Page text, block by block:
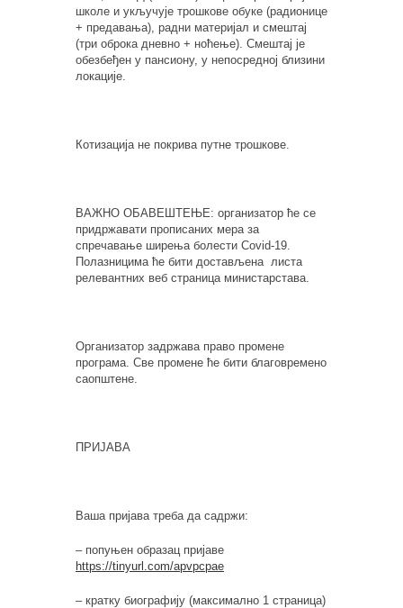
школе и укључује трошкове обуке (радионице
+ предавања), радни материјал и смештај
(три оброка дневно + ноћење). Смештај је
обезбеђен у пансиону, у непосредној близини
локације.
Котизација не покрива путне трошкове.
ВАЖНО ОБАВЕШТЕЊЕ: организатор ће се
придржавати прописаних мера за
спречавање ширења болести Covid-19.
Полазницима ће бити достављена листа
релевантних веб страница министарстава.
Организатор задржава право промене
програма. Све промене ће бити благовремено
саопштене.
ПРИЈАВА
Ваша пријава треба да садржи:
– попуњен образац пријаве
https://tinyurl.com/apvpcpae
– кратку биографију (максимално 1 страница)